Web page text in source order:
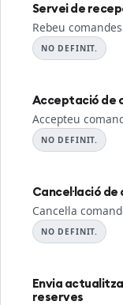
Servei de
Rebeu
NO DEFINIT.
Acceptació de
Accepteu
NO DEFINIT.
Cancel·lació
Cancel·la
NO DEFINIT.
Envia
reserves